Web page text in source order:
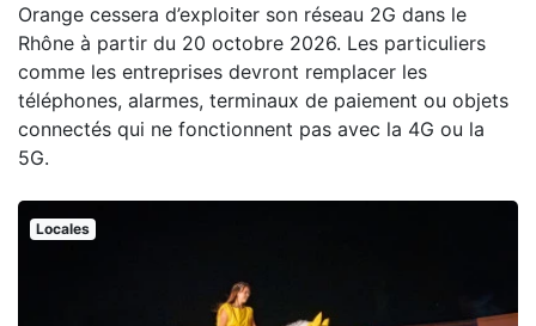
Orange cessera d’exploiter son réseau 2G dans le
Rhône à partir du 20 octobre 2026. Les particuliers
comme les entreprises devront remplacer les
téléphones, alarmes, terminaux de paiement ou objets
connectés qui ne fonctionnent pas avec la 4G ou la
5G.
Locales